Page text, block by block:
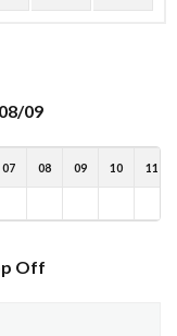
09
07 08 09 10 11
Off